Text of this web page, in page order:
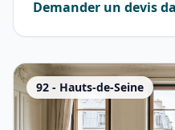
Demander un devis
92 - Hauts-de-Seine